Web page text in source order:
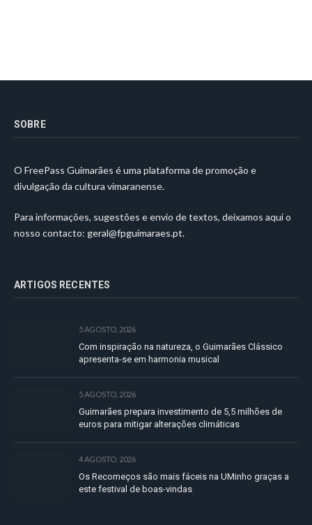
SOBRE
O FreePass Guimarães é uma plataforma de promoção e
divulgação da cultura vimaranense.
Para informações, sugestões e envio de textos, deixamos aqui o
nosso contacto: geral@fpguimaraes.pt.
ARTIGOS RECENTES
5 AGOSTO, 2026
Com inspiração na natureza, o Guimarães Clássico
apresenta-se em harmonia musical
5 AGOSTO, 2026
Guimarães prepara investimento de 5,5 milhões de
euros para mitigar alterações climáticas
4 AGOSTO, 2026
Os Recomeços são mais fáceis na UMinho graças a
este festival de boas-vindas